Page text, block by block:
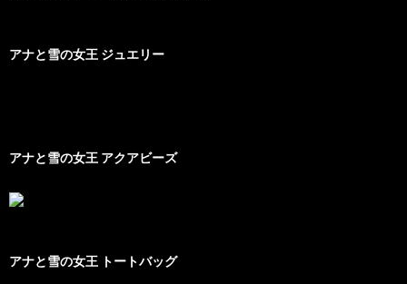
アナと雪の女王 ジュエリー
アナと雪の女王 アクアビーズ
アナと雪の女王 トートバッグ